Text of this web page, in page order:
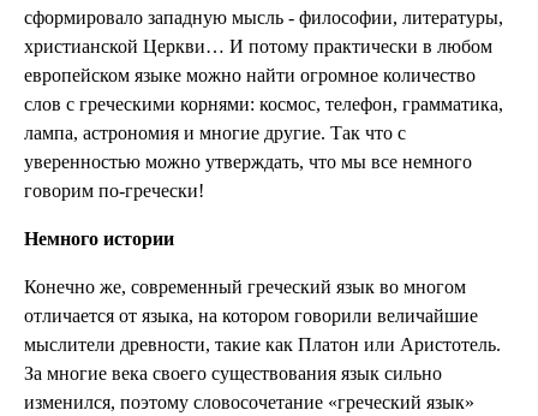
сформировало западную мысль - философии, литературы,
христианской Церкви… И потому практически в любом
европейском языке можно найти огромное количество
слов с греческими корнями: космос, телефон, грамматика,
лампа, астрономия и многие другие. Так что с
уверенностью можно утверждать, что мы все немного
говорим по-гречески!
Немного истории
Конечно же, современный греческий язык во многом
отличается от языка, на котором говорили величайшие
мыслители древности, такие как Платон или Аристотель.
За многие века своего существования язык сильно
изменился, поэтому словосочетание «греческий язык»